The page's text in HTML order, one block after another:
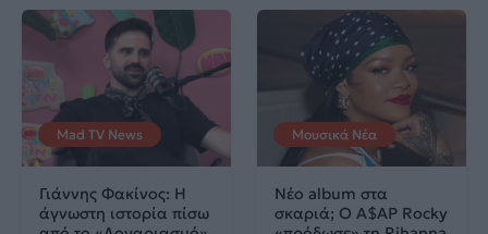
Mad TV News
Γιάννης Φακίνος: Η
άγνωστη ιστορία πίσω
Μουσικά Νέα
Νέο album στα
σκαριά; Ο A$AP Rocky